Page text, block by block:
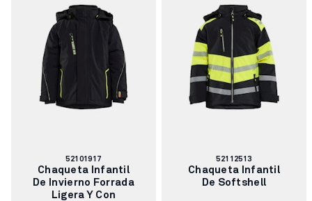
Número
artículo:
52101917
Chaqueta Infantil
De Invierno Forrada
Ligera Y Con
Número
artículo:
52112513
Chaqueta Infantil
De Softshell